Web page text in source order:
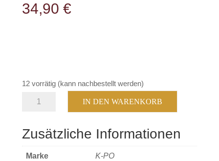
34,90 €
12 vorrätig (kann nachbestellt werden)
500
Menge
IN DEN WARENKORB
Zusätzliche Informationen
Marke K-PO